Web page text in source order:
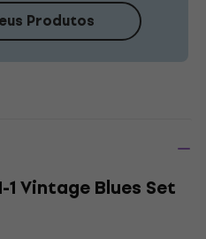
Produtos
Vintage Blues Set